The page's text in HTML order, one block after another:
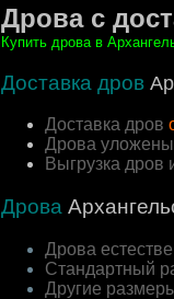
Дрова с
Купить дрова в
Доставка дров
Доставка дров
Дрова
Выгрузка
Дрова
Дрова
Стандартный
Другие